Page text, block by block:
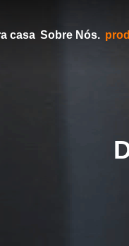
casa Sobre Nós.